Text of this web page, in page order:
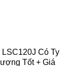
Có Ty
Tốt + Giá